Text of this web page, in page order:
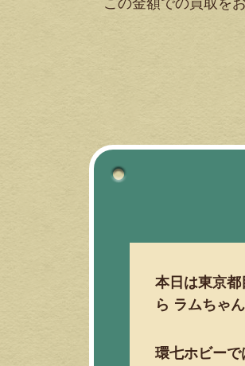
この金額での買取を
本日は東京
ら ラムちゃ
環七ホビー